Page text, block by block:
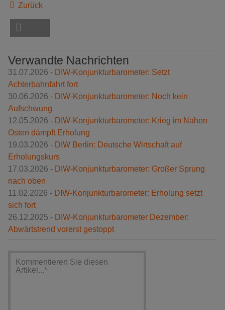
Zurück
Verwandte Nachrichten
31.07.2026 - DIW-Konjunkturbarometer: Setzt
Achterbahnfahrt fort
30.06.2026 - DIW-Konjunkturbarometer: Noch kein
Aufschwung
12.05.2026 - DIW-Konjunkturbarometer: Krieg im Nahen
Osten dämpft Erholung
19.03.2026 - DIW Berlin: Deutsche Wirtschaft auf
Erholungskurs
17.03.2026 - DIW-Konjunkturbarometer: Großer Sprung
nach oben
11.02.2026 - DIW-Konjunkturbarometer: Erholung setzt
sich fort
26.12.2025 - DIW-Konjunkturbarometer Dezember:
Abwärtstrend vorerst gestoppt